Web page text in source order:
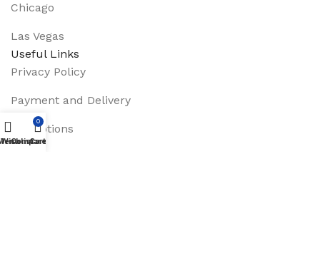
Chicago
Las Vegas
Useful Links
Privacy Policy
Payment and Delivery
Promotions
Wishlist
Compare
0
Cart